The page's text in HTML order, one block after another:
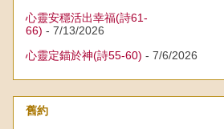
心靈安穩活出幸福(詩61-
66) - 7/13/2026
心靈定錨於神(詩55-60) - 7/6/2026
舊約